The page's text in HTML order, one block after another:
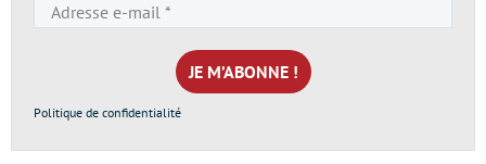
e-
mail
*
Politique de confidentialité